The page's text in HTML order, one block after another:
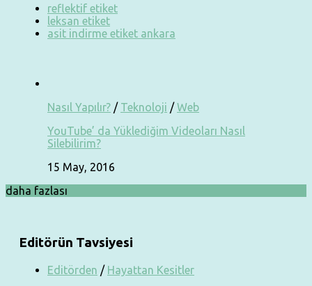
reflektif etiket
leksan etiket
asit indirme etiket ankara
Nasıl Yapılır? / Teknoloji /Web
YouTube’ da Yüklediğim Videoları Nasıl
Silebilirim?
15 May, 2016
daha fazlası
Editörün Tavsiyesi
Editörden / Hayattan Kesitler